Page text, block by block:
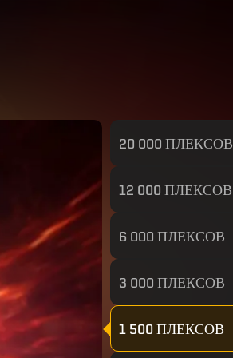
20 000 ПЛЕКСОВ
12 000 ПЛЕКСОВ
6 000 ПЛЕКСОВ
3 000 ПЛЕКСОВ
1 500 ПЛЕКСОВ